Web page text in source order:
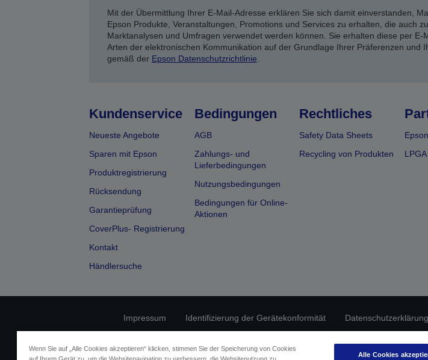
Mit der Übermittlung Ihrer E-Mail-Adresse erklären Sie sich damit einverstanden,
Epson Produkte, Veranstaltungen, Promotions und Services zu erhalten, die auch
Marktanalysen und Umfragen verwendet werden können. Sie erhalten diese per E-
Arten der elektronischen Kommunikation auf der Grundlage Ihrer Präferenzen und
gemäß der Epson Datenschutzrichtlinie
Kundenservice
Neueste Angebote
Sparen mit Epson
Produktregistrierung
Rücksendung
Garantieprüfung
CoverPlus- Registrierung
Kontakt
Händlersuche
Bedingungen
AGB
Zahlungs- und
Lieferbedingungen
Nutzungsbedingungen
Bedingungen für Online-
Aktionen
Rechtliches
Safety Data Sheets
Recycling von Produkten
LPGA
Impressum Identifizierung der Gerätekonformität Datenschutzerklärung
Wenn Sie auf „Alle Cookies akzeptieren“ klicken, stimmen Sie der Speicherung von Cookies
Alle Cookies